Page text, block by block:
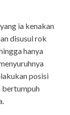
ia kenakan
disusul rok
hanya
posisi
bertumpuh